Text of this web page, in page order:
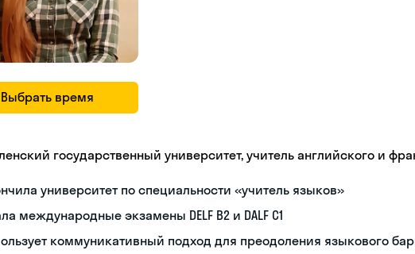
Выбрать время
государственный университет, учитель английского и
университет по специальности «учитель языков»
международные экзамены DELF B2 и DALF C1
коммуникативный подход для преодоления языкового